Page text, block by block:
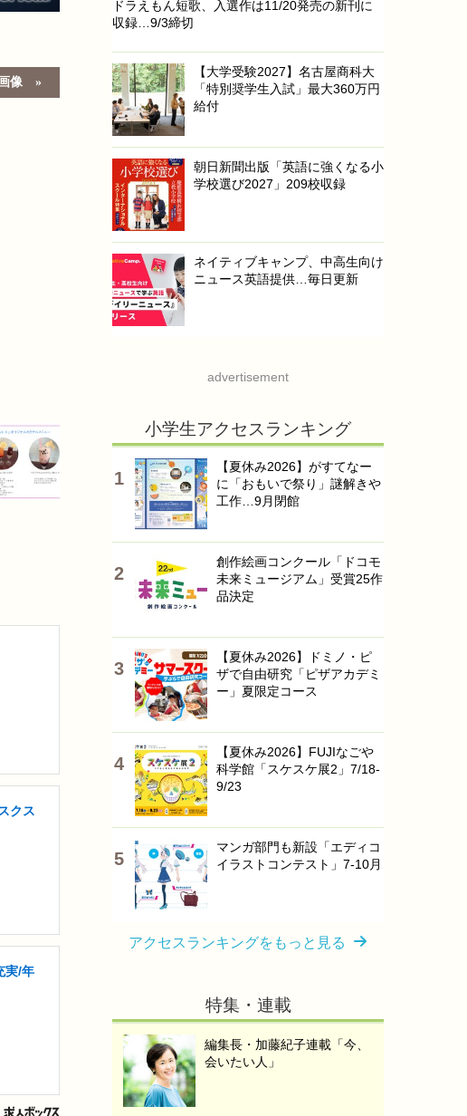
像
クス
実/年
ドラえもん短歌、入選作は11/20発売の新刊に
収録…9/3締切
【大学受験2027】名古屋商科大
「特別奨学生入試」最大360万円
給付
朝日新聞出版「英語に強くなる小
学校選び2027」209校収録
ネイティブキャンプ、中高生向け
ニュース英語提供…毎日更新
advertisement
小学生アクセスランキング
【夏休み2026】がすてなー
に「おもいで祭り」謎解きや
工作…9月閉館
創作絵画コンクール「ドコモ
未来ミュージアム」受賞25作
品決定
【夏休み2026】ドミノ・ピ
ザで自由研究「ピザアカデミ
ー」夏限定コース
【夏休み2026】FUJIなごや
科学館「スケスケ展2」7/18-
9/23
マンガ部門も新設「エディコ
イラストコンテスト」7-10月
アクセスランキングをもっと見る
特集・連載
編集長・加藤紀子連載「今、
会いたい人」